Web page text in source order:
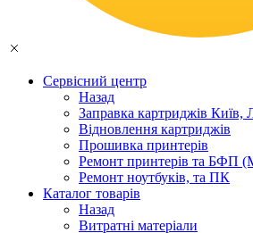
Сервісний центр
Назад
Заправка картриджів Київ,
Відновлення картриджів
Прошивка принтерів
Ремонт принтерів та БФП
Ремонт ноутбуків, та ПК
Каталог товарів
Назад
Витратні матеріали